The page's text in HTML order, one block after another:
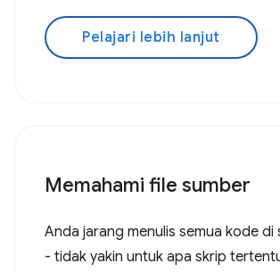
Pelajari lebih lanjut
Memahami file sumber
Anda jarang menulis semua kode di
- tidak yakin untuk apa skrip